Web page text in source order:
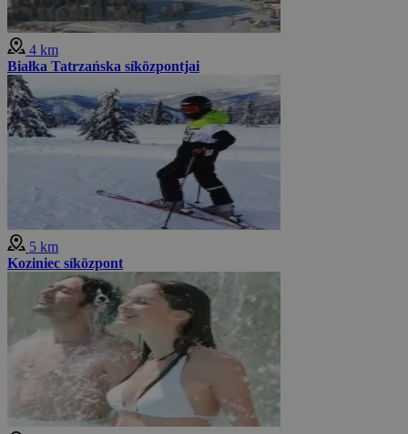
4 km
Białka Tatrzańska síközpontjai
5 km
Koziniec síközpont